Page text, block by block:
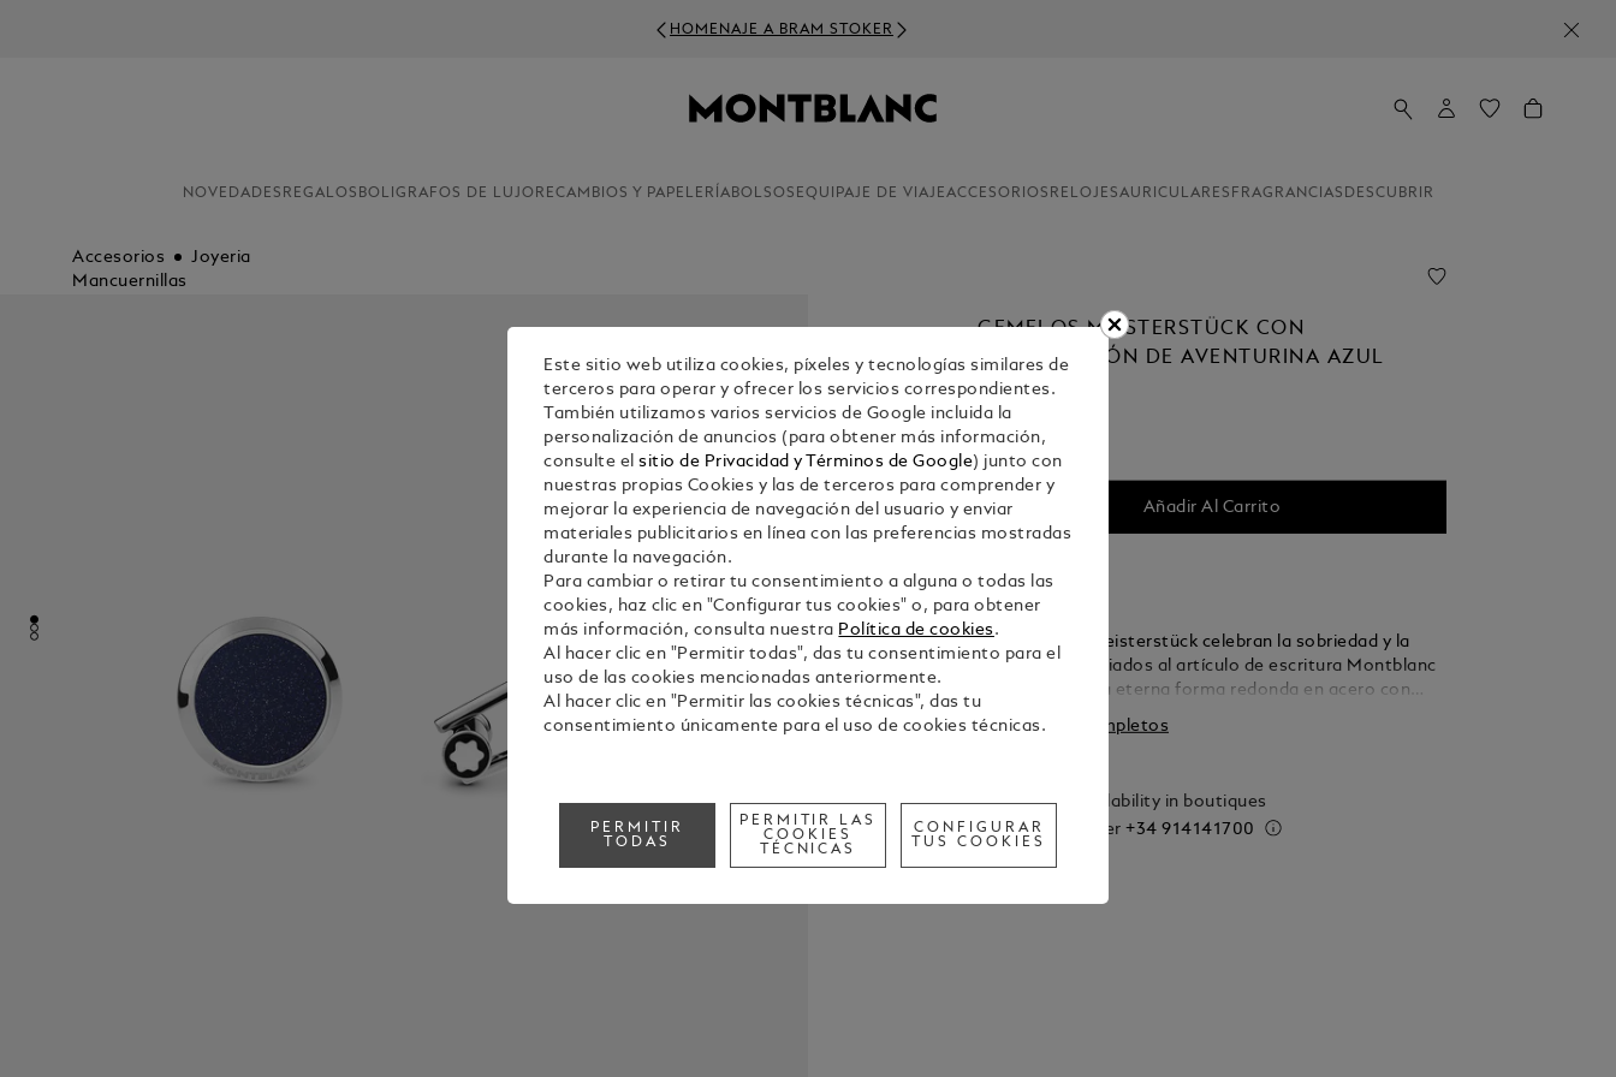
HOMENAJE A BRAM STOKER
NOVEDADES REGALOS BOLIGRAFOS DE LUJO RECAMBIOS Y PAPELERÍA BOLSOS EQUIPAJE DE VIAJEACCESORIOS RELOJESAURICULARES FRAGRANCIAS DESCUBRIR
Accesorios
Joyeria
Mancuernillas
GEMELOS MEISTERSTÜCK CON
INCRUSTACIÓN DE AVENTURINA AZUL
€ 340.00
Añadir Al Carrito
Los gemelos Meisterstück celebran la sobriedad y la
elegancia. Asociados al artículo de escritura Montblanc
Meisterstück, la eterna forma redonda en acero con
incrustación de vidrio de aventurina azul crea una joya
que hace gala de todo el estilo Montblanc.
Ver detalles completos
Check availability in boutiques
Call to order+34 914141700
Este sitio web utiliza cookies, píxeles y tecnologías similares de
terceros para operar y ofrecer los servicios correspondientes.
También utilizamos varios servicios de Google incluida la
personalización de anuncios (para obtener más información,
consulte elsitio de Privacidad y Términos de Google) junto con
nuestras propias Cookies y las de terceros para comprender y
mejorar la experiencia de navegación del usuario y enviar
materiales publicitarios en línea con las preferencias mostradas
durante la navegación.
Para cambiar o retirar tu consentimiento a alguna o todas las
cookies, haz clic en "Configurar tus cookies" o, para obtener
más información, consulta nuestra Política de cookies.
Al hacer clic en "Permitir todas", das tu consentimiento para el
uso de las cookies mencionadas anteriormente.
Al hacer clic en "Permitir las cookies técnicas", das tu
consentimiento únicamente para el uso de cookies técnicas.
PERMITIR
TODAS
PERMITIR LAS
COOKIES
TÉCNICAS
CONFIGURAR
TUS COOKIES